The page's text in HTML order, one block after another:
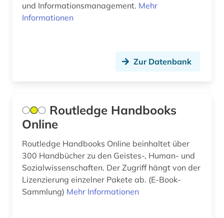
baltikum (1)
basteln (1)
bauen (1)
bauforschung (1)
baukonstruktion (1)
und Informationsmanagement. Mehr
Informationen
Zur Datenbank
Routledge Handbooks
Online
Routledge Handbooks Online beinhaltet über
300 Handbücher zu den Geistes-, Human- und
Sozialwissenschaften. Der Zugriff hängt von der
Lizenzierung einzelner Pakete ab. (E-Book-
Sammlung) Mehr Informationen